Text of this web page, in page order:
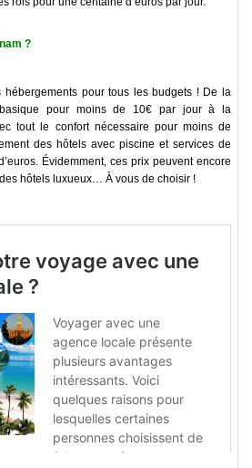
?
hébergements pour tous les budgets ! De la
basique pour moins de 10€ par jour à la
tout le confort nécessaire pour moins de
des hôtels avec piscine et services de
Évidemment, ces prix peuvent encore
hôtels luxueux… À vous de choisir !